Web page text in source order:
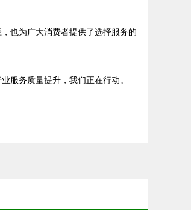
也为广大消费者提供了选择服务的
服务质量提升，我们正在行动。